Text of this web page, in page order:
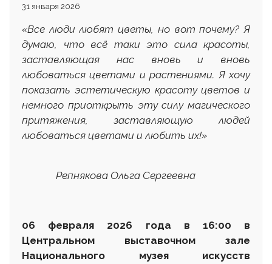
31 января 2026
«Все люди любят цветы, но вот почему? Я
думаю,
что всё таки это сила красоты,
заставляющая нас вновь и вновь
любоваться цветами и растениями. Я хочу
показать эстетическую красоту цветов и
немного приоткрыть эту силу магического
притяжения, заставляющую людей
любоваться цветами и любить их!»
Репнякова Ольга Сергеевна
06 февраля 2026 года в 16:00 в
Центральном выставочном зале
Национального музея искусств